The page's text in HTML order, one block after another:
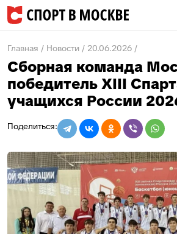
Главная Новости 20.06.2026
Сборная команда
победитель XIII
учащихся России